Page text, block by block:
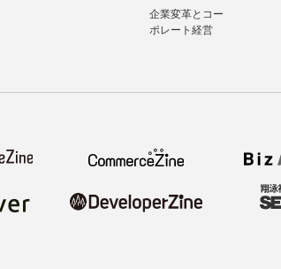
企業変革とコー
ポレート経営